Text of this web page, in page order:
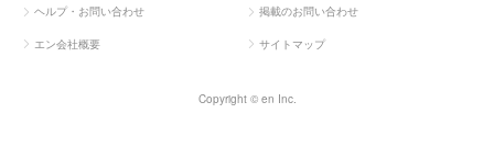
ヘルプ・お問い合わせ 掲載のお問い合わせ
エン会社概要 サイトマップ
Copyright © en Inc.